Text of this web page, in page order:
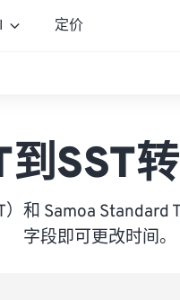
定价
到SST
和 Samoa Standard
字段即可更改时间。